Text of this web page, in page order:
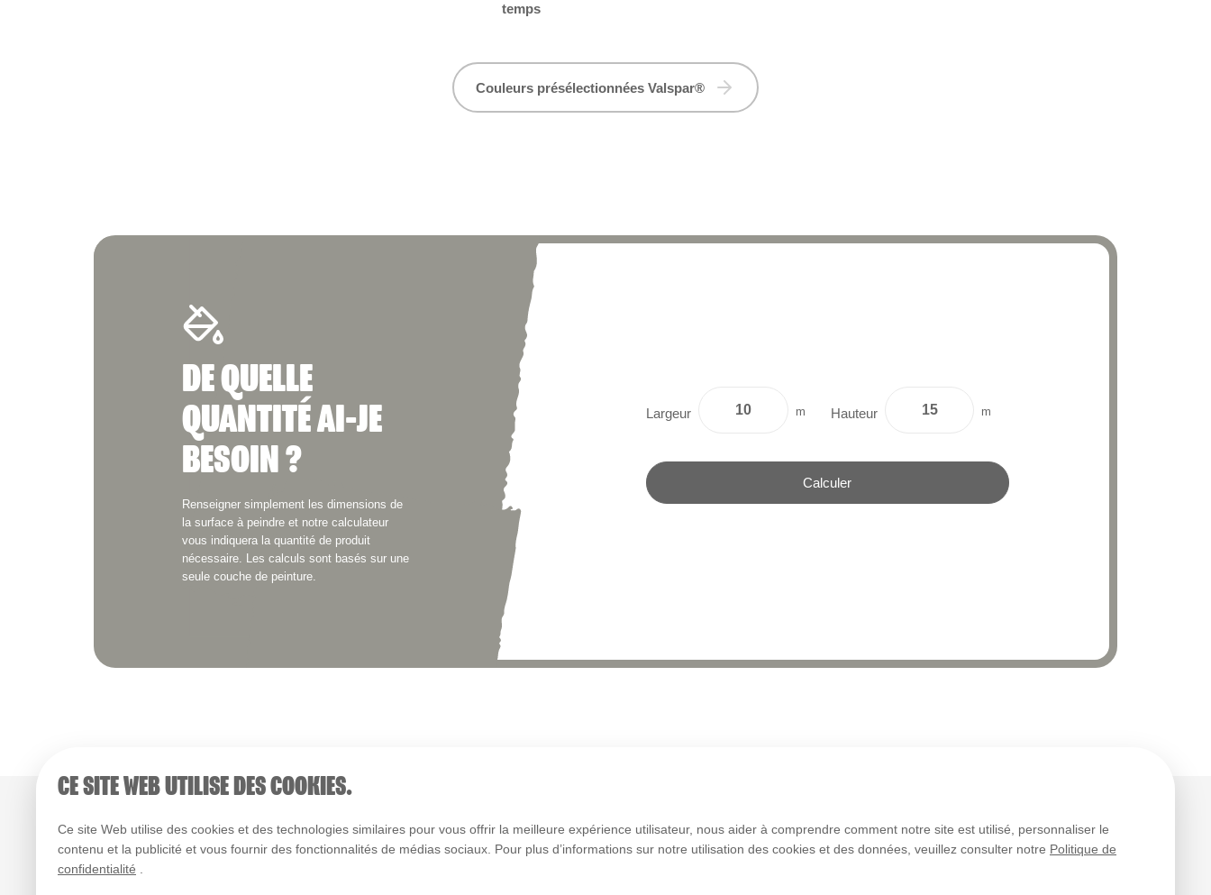
CE SITE WEB UTILISE DES COOKIES.
Ce site Web utilise des cookies et des technologies similaires pour vous offrir la meilleure expérience utilisateur, nous aider à comprendre comment notre site est utilisé, personnaliser le
contenu et la publicité et vous fournir des fonctionnalités de médias sociaux. Pour plus d’informations sur notre utilisation des cookies et des données, veuillez consulter notre Politique de
confidentialité
temps
Couleurs présélectionnées Valspar®
DE QUELLE
QUANTITÉ AI-JE
BESOIN ?
Renseigner simplement les dimensions de
la surface à peindre et notre calculateur
vous indiquera la quantité de produit
nécessaire. Les calculs sont basés sur une
seule couche de peinture.
Largeur m Hauteur m